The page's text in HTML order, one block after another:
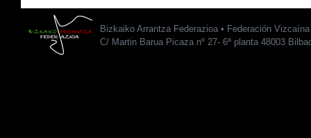
Bizkaiko Arrantza Federazioa • Federación
C/ Martin Barua Picaza nº 27- 6ª planta 48003